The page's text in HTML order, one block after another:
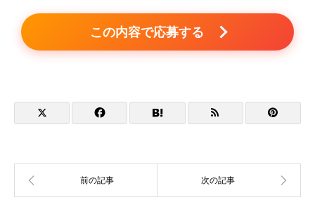
この内容で応募する